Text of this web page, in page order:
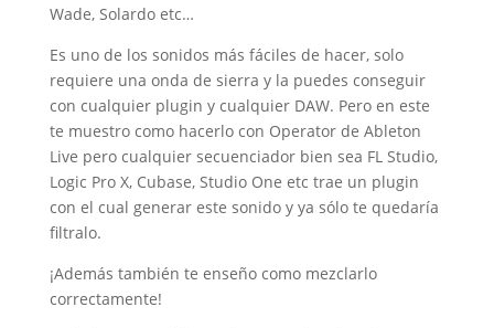
Wade, Solardo etc…
Es uno de los sonidos más fáciles de hacer, solo
requiere una onda de sierra y la puedes conseguir
con cualquier plugin y cualquier DAW. Pero en este
te muestro como hacerlo con Operator de Ableton
Live pero cualquier secuenciador bien sea FL Studio,
Logic Pro X, Cubase, Studio One etc trae un plugin
con el cual generar este sonido y ya sólo te quedaría
filtralo.
¡Además también te enseño como mezclarlo
correctamente!